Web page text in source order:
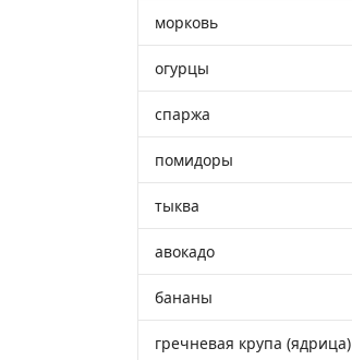
морковь
огурцы
спаржа
помидоры
тыква
авокадо
бананы
гречневая крупа (ядрица)